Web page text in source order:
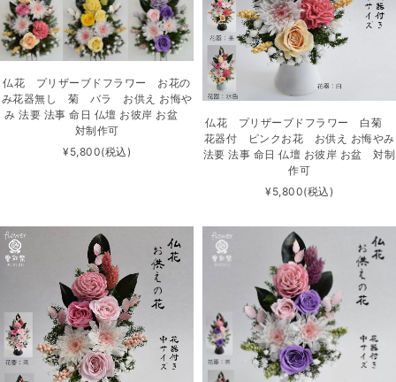
仏花 プリザーブドフラワー お花の
み花器無し 菊 バラ お供え お悔や
み 法要 法事 命日 仏壇 お彼岸 お盆
対制作可
¥5,800(税込)
仏花 プリザーブドフラワー 白菊
花器付 ピンクお花 お供え お悔やみ
法要 法事 命日 仏壇 お彼岸 お盆 対制
作可
¥5,800(税込)